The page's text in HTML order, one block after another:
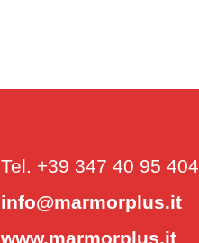
Tel. +39 347 40 95 404
info@marmorplus.it
www.marmorplus.it